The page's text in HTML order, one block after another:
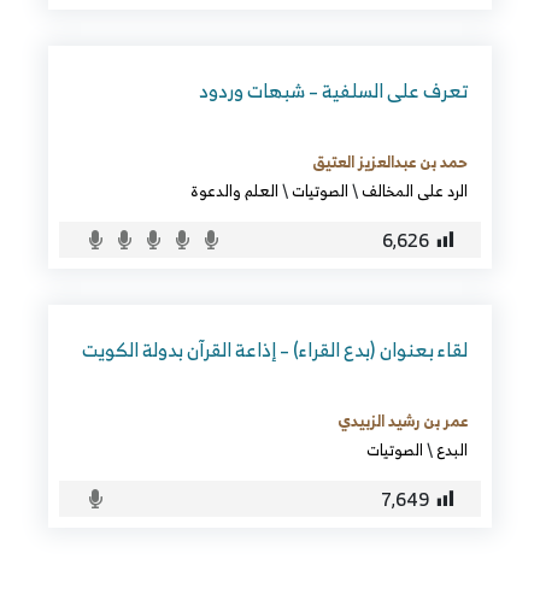
تعرف على السلفية – شبهات وردود
حمد بن عبدالعزيز العتيق
الرد على المخالف\الصوتيات\العلم والدعوة
6٬626
لقاء بعنوان (بدع القراء) – إذاعة القرآن بدولة الكويت
عمر بن رشيد الزبيدي
البدع\الصوتيات
7٬649